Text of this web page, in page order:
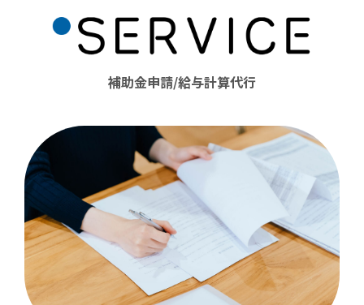
補助金申請/給与計算代行